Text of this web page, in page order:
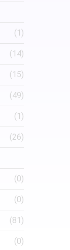
(1)
(1)
(14)
(15)
(49)
(1)
(26)
(1)
(0)
(0)
(81)
(0)